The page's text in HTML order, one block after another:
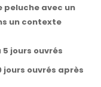
peluche avec un
un contexte
jours ouvrés
jours ouvrés après